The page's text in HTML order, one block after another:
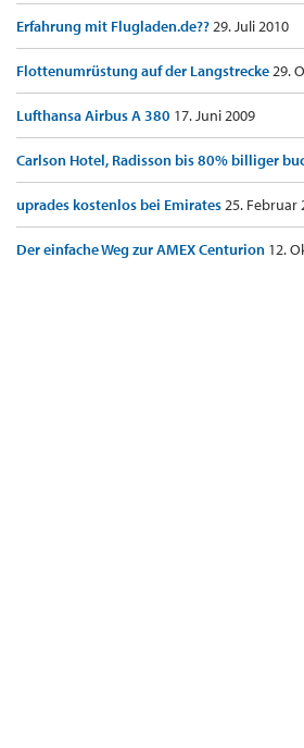
Erfahrung mit Flugladen.de??29. Juli 2010
Flottenumrüstung auf der Langstrecke29.
Lufthansa Airbus A 380 17. Juni 2009
Carlson Hotel, Radisson bis 80% billiger
uprades kostenlos bei Emirates25. Februar
Der einfache Weg zur AMEX Centurion 12.